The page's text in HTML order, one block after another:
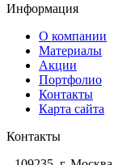
Информация
О компании
Материалы
Акции
Портфолио
Контакты
Карта сайта
Контакты